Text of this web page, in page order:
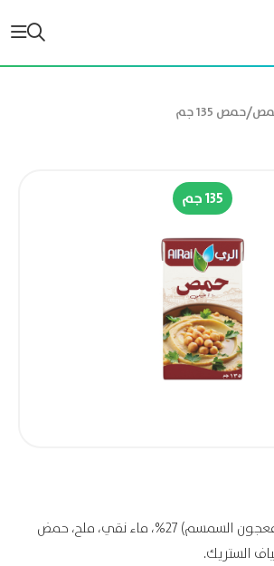
/حمص 135 جم
135 جم
حمص 50%، طحينة (معجون السمسم) 27%، ماء نقي، ملح، حمض